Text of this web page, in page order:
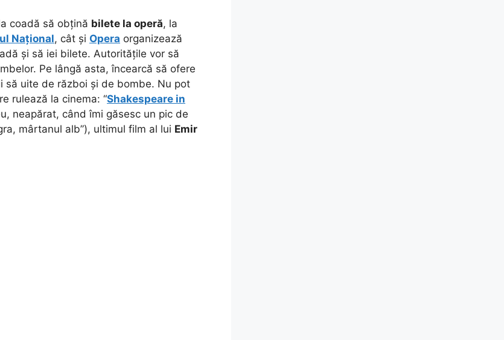
coadă să obțină bilete la operă, la
Național, cât și Opera organizează
și să iei bilete. Autoritățile vor să
Pe lângă asta, încearcă să ofere
să uite de război și de bombe. Nu pot
rulează la cinema: “Shakespeare in
neapărat, când îmi găsesc un pic de
mârtanul alb”), ultimul film al lui Emir